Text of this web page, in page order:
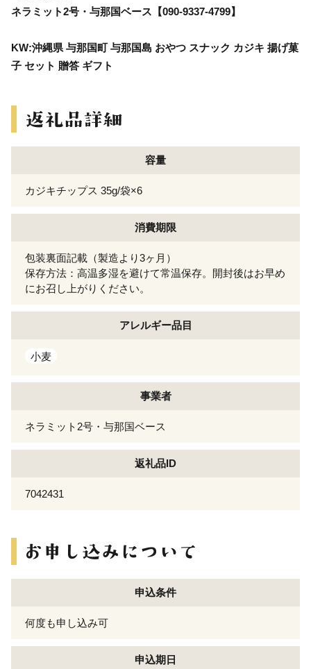
ネラミット2号・与那国ベース【090-9337-4799】
KW:沖縄県 与那国町 与那国島 おやつ スナック カジキ 揚げ菓
子 セット 贈答 ギフト
容量
カジキチップス 35g/袋×6
消費期限
包装裏面記載（製造より3ヶ月）
保存方法：高温多湿を避けて常温保存。開封後はお早め
にお召し上がりください。
アレルギー品目
小麦
事業者
ネラミット2号・与那国ベース
返礼品ID
7042431
申込条件
何度も申し込み可
申込期日